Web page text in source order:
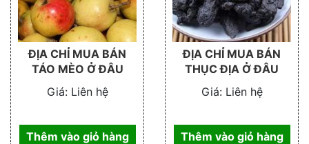
ĐỊA CHỈ MUA BÁN
TÁO MÈO Ở ĐÂU
Giá:Liên hệ
Thêm vào giỏ hàng
ĐỊA CHỈ MUA BÁN
THỤC ĐỊA Ở ĐÂU
Giá:Liên hệ
Thêm vào giỏ hàng